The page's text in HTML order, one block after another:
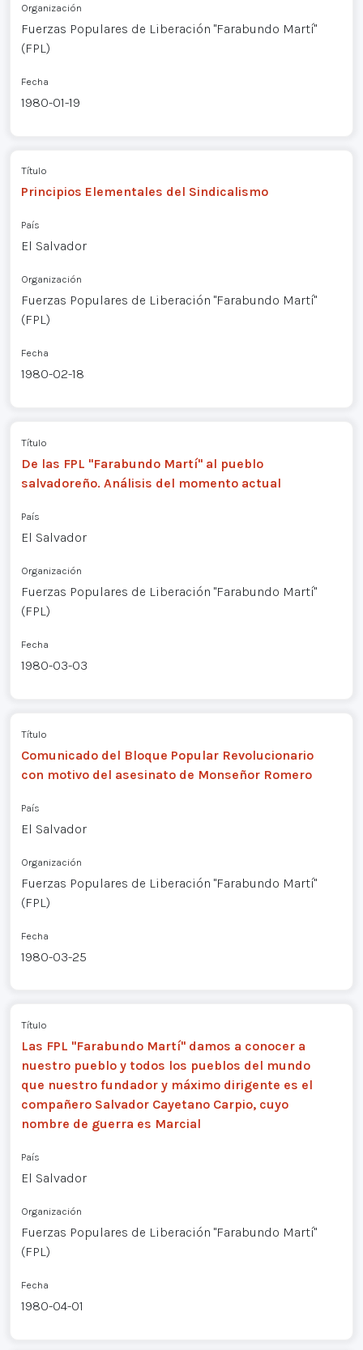
Organización
Fuerzas Populares de Liberación "Farabundo Martí"
(FPL)
Fecha
1980-01-19
Título
Principios Elementales del Sindicalismo
País
El Salvador
Organización
Fuerzas Populares de Liberación "Farabundo Martí"
(FPL)
Fecha
1980-02-18
Título
De las FPL "Farabundo Martí" al pueblo
salvadoreño. Análisis del momento actual
País
El Salvador
Organización
Fuerzas Populares de Liberación "Farabundo Martí"
(FPL)
Fecha
1980-03-03
Título
Comunicado del Bloque Popular Revolucionario
con motivo del asesinato de Monseñor Romero
País
El Salvador
Organización
Fuerzas Populares de Liberación "Farabundo Martí"
(FPL)
Fecha
1980-03-25
Título
Las FPL "Farabundo Martí" damos a conocer a
nuestro pueblo y todos los pueblos del mundo
que nuestro fundador y máximo dirigente es el
compañero Salvador Cayetano Carpio, cuyo
nombre de guerra es Marcial
País
El Salvador
Organización
Fuerzas Populares de Liberación "Farabundo Martí"
(FPL)
Fecha
1980-04-01